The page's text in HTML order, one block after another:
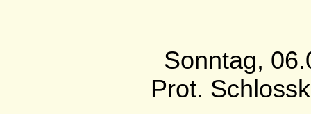
Sonntag,
Prot.